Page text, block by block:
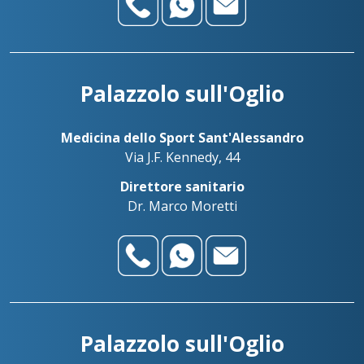
Palazzolo sull'Oglio
Medicina dello Sport Sant'Alessandro
Via J.F. Kennedy, 44
Direttore sanitario
Dr. Marco Moretti
Palazzolo sull'Oglio